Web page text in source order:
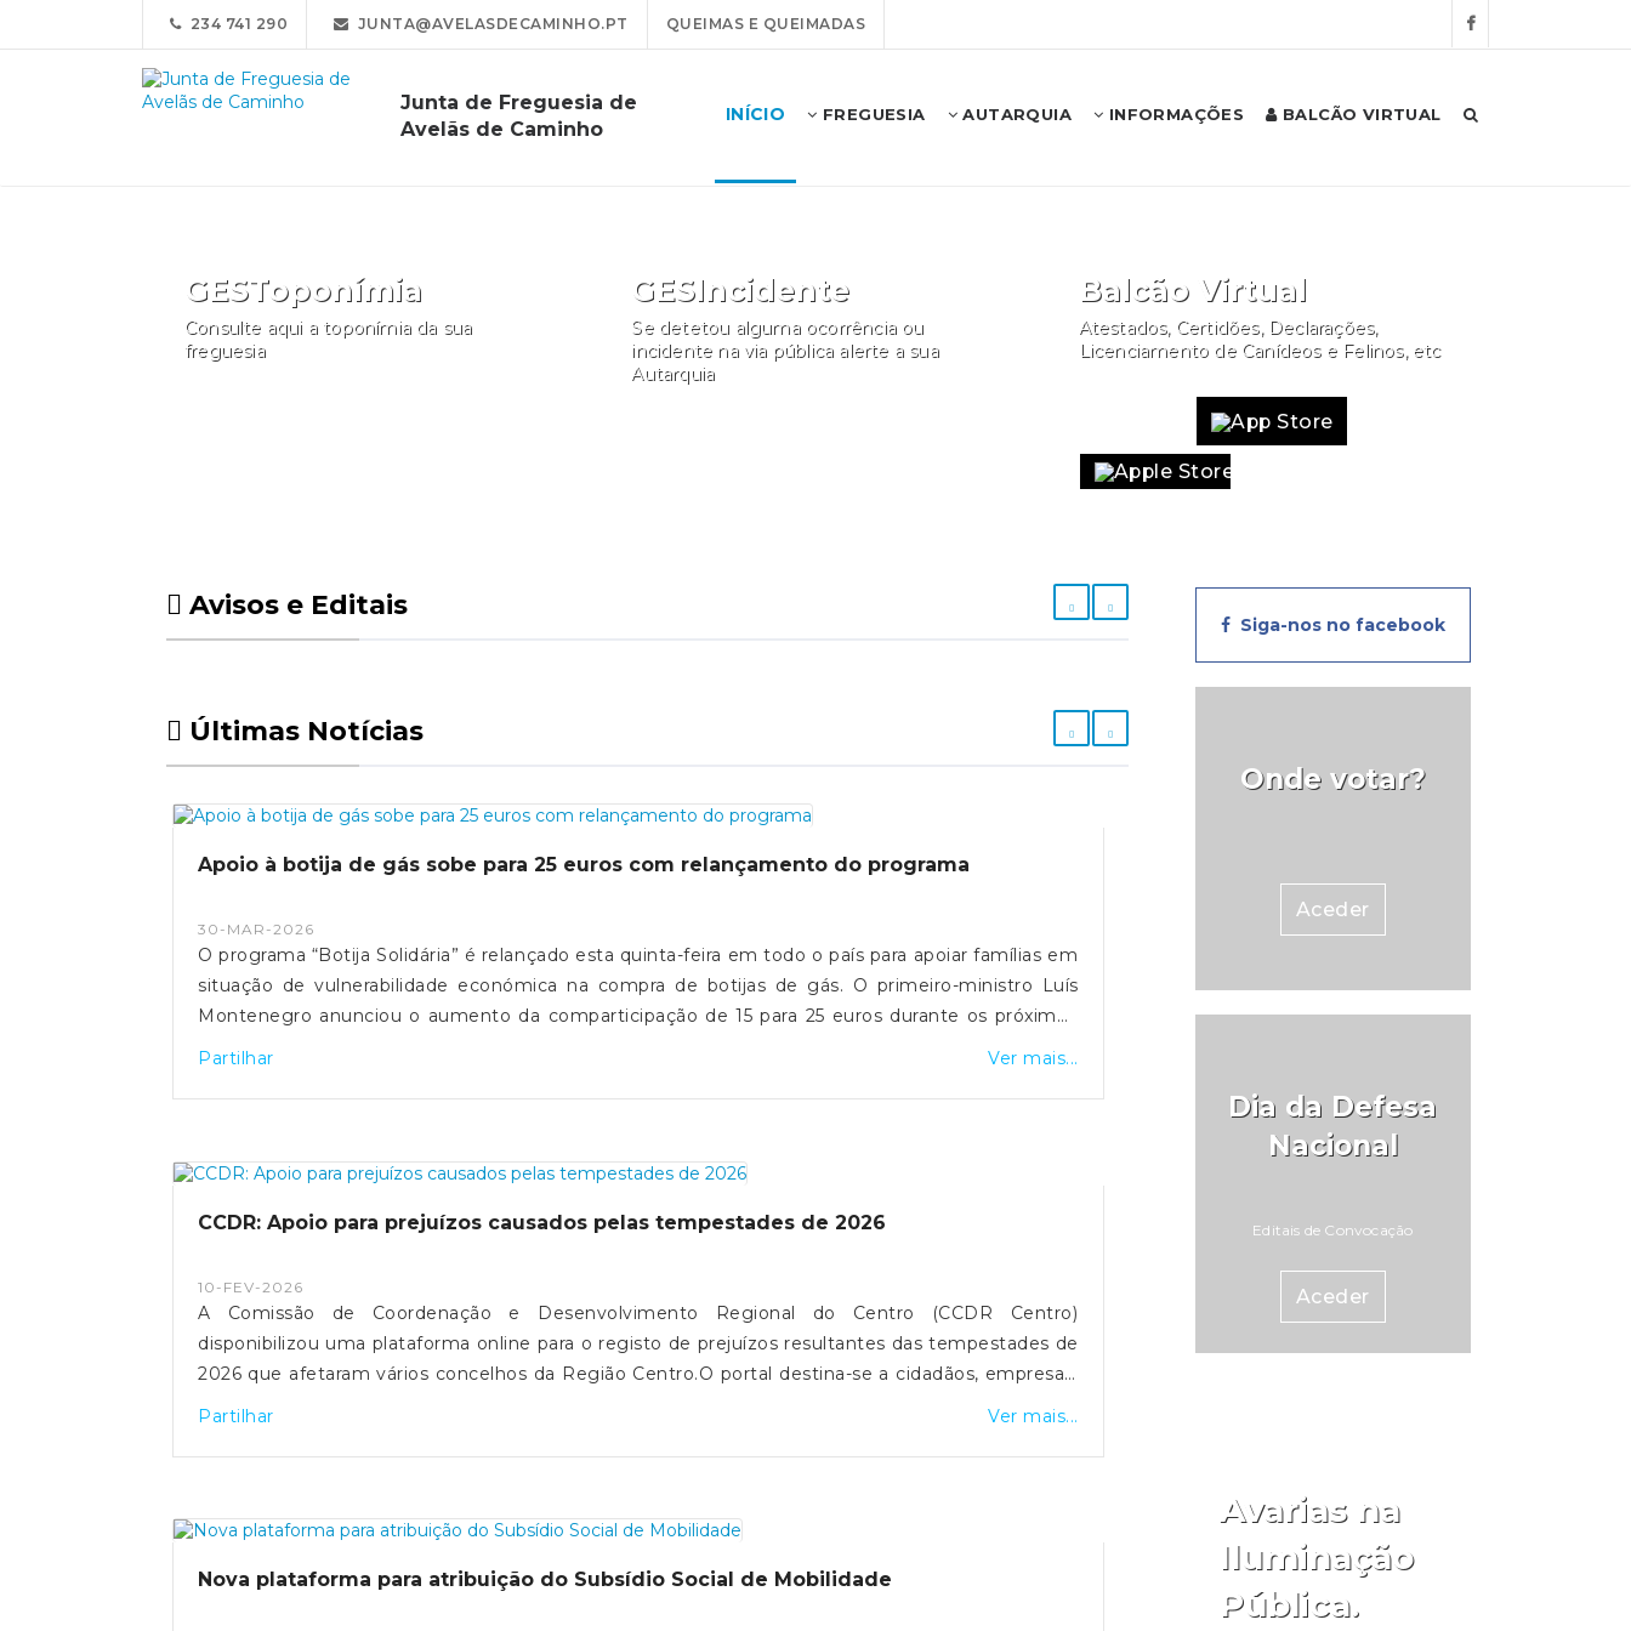
234 741 290 JUNTA@AVELASDECAMINHO.PT QUEIMAS E QUEIMADAS
Junta de Freguesia de
Avelãs de Caminho
INÍCIO FREGUESIA AUTARQUIA INFORMAÇÕES BALCÃO VIRTUAL
GESToponímia
Consulte aqui a toponímia da sua
freguesia
GESIncidente
Se detetou alguma ocorrência ou
incidente na via pública alerte a sua
Autarquia
Balcão Virtual
Atestados, Certidões, Declarações,
Licenciamento de Canídeos e Felinos, etc
Avisos e Editais
Últimas Notícias
Apoio à botija de gás sobe para 25 euros com relançamento do programa
30-MAR-2026
O programa “Botija Solidária” é relançado esta quinta-feira em todo o país para apoiar famílias em
situação de vulnerabilidade económica na compra de botijas de gás. O primeiro-ministro Luís
Montenegro anunciou o aumento da comparticipação de 15 para 25 euros durante os próximos
três meses, justificando a medida com o impacto da guerra no Médio Oriente.
Partilhar Ver mais...
CCDR: Apoio para prejuízos causados pelas tempestades de 2026
10-FEV-2026
A Comissão de Coordenação e Desenvolvimento Regional do Centro (CCDR Centro)
disponibilizou uma plataforma online para o registo de prejuízos resultantes das tempestades de
2026 que afetaram vários concelhos da Região Centro.O portal destina-se a cidadãos, empresas,
agricultores e municípios, permitindo a sinalização de danos em habitações, atividades
técnicos e financeiros.O registo dos prejuízos é um passo essencial para a avaliação dos danos e
oficial da CCDR Centro.Esta candidatura está disponível no site da CCDR, através do deste
Partilhar Ver mais...
Nova plataforma para atribuição do Subsídio Social de Mobilidade
Siga-nos no facebook
Onde votar?
Aceder
Dia da Defesa
Nacional
Editais de Convocação
Aceder
Avarias na
Iluminação
Pública.